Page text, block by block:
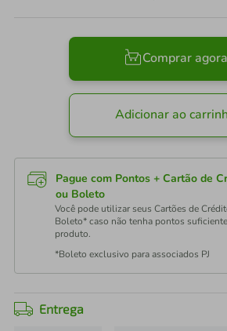
Comprar agora
Adicionar ao
Pague com Pontos + Cartão de
ou Boleto
Você pode utilizar seus Cartões de
Boleto* caso não tenha pontos
produto.
*Boleto exclusivo para associados PJ
Entrega